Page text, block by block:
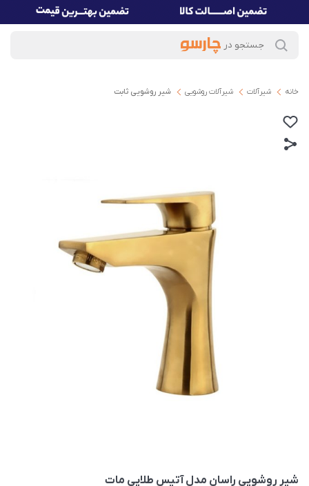
خانه شیرآلات شیرآلات روشویی شیر روشویی ثابت
شیر روشویی راسان مدل آتیس طلایی مات